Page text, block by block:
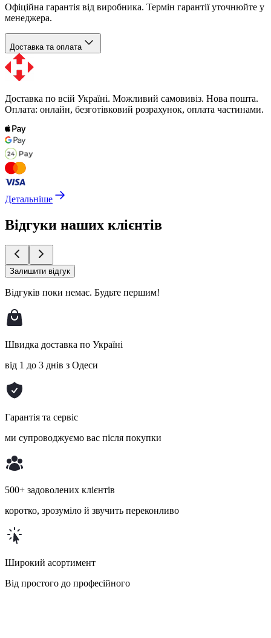
Офіційна гарантія від виробника. Термін гарантії уточнюйте у
менеджера.
Доставка та оплата
Доставка по всій Україні. Можливий самовивіз. Нова пошта.
Оплата: онлайн, безготівковий розрахунок, оплата частинами.
Детальніше
Відгуки наших клієнтів
Залишити відгук
Відгуків поки немає. Будьте першим!
Швидка доставка по Україні
від 1 до 3 днів з Одеси
Гарантія та сервіс
ми супроводжуємо вас після покупки
500+ задоволених клієнтів
коротко, зрозуміло й звучить переконливо
Широкий асортимент
Від простого до професійного